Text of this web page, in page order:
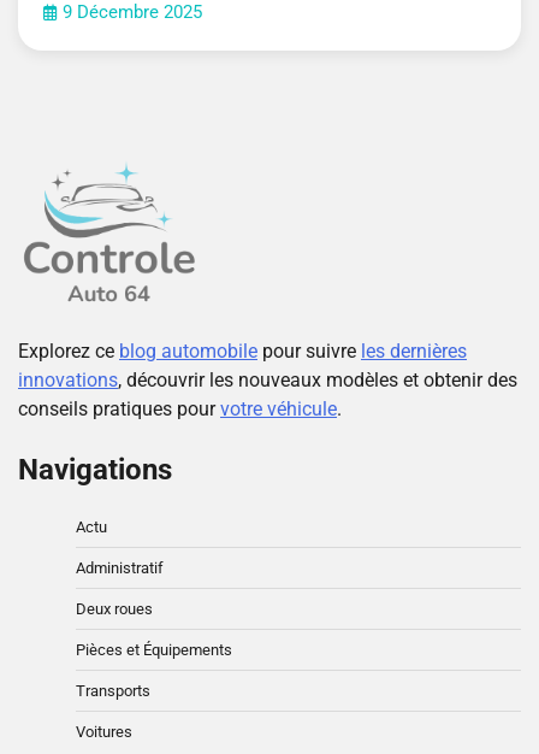
9 Décembre 2025
Explorez ce blog automobile pour suivre les dernières
innovations, découvrir les nouveaux modèles et obtenir des
conseils pratiques pourvotre véhicule.
Navigations
Actu
Administratif
Deux roues
Pièces et Équipements
Transports
Voitures